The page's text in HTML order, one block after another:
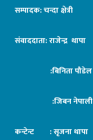
सम्पादक: चन्दा क्षेत्री
संवाददाता: राजेन्द्र थापा
:बिनिता पौडेल
:जिबन नेपाली
कन्टेन्ट : सृजना थापा